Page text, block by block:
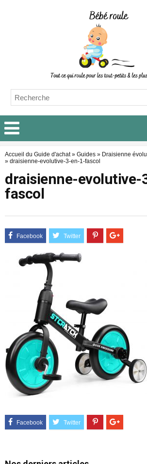
Accueil du Guide d'achat» Guides » Draisienne
» draisienne-evolutive-3-en-1-fascol
draisienne-evolutive-
fascol